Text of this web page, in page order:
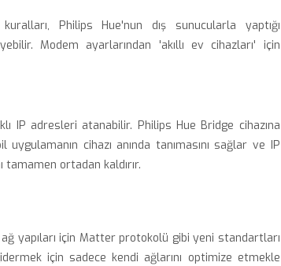
Philips Hue'nun dış sunucularla yaptığı
Modem ayarlarından 'akıllı ev cihazları' için
IP adresleri atanabilir. Philips Hue Bridge cihazına
cihazı anında tanımasını sağlar ve IP
tamamen ortadan kaldırır.
yapıları için Matter protokolü gibi yeni standartları
için sadece kendi ağlarını optimize etmekle